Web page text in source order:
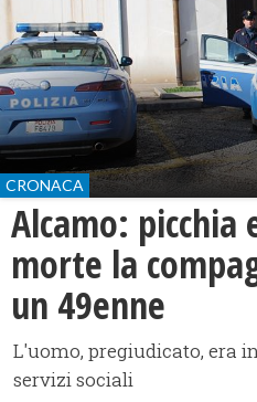
CRONACA
Alcamo: picchia
morte la
un 49enne
L'uomo, pregiudicato, era
servizi sociali